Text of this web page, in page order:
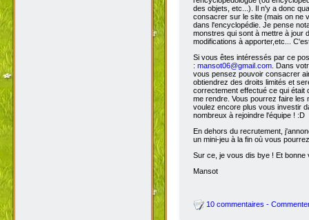
des objets, etc...). Il n'y a donc
consacrer sur le site (mais on ne
dans l'encyclopédie. Je pense
monstres qui sont à mettre à jour
modifications à apporter,etc...
Si vous êtes intéressés par ce
: mansot06@gmail.com . Dans
vous pensez pouvoir consacrer
obtiendrez des droits limités et
correctement effectué ce qui
me rendre. Vous pourrez faire les
voulez encore plus vous investir
nombreux à rejoindre l'équipe ! :D
En dehors du recrutement,
un mini-jeu à la fin où vous
Sur ce, je vous dis bye ! Et bonne
Mansot
10 commentaires -